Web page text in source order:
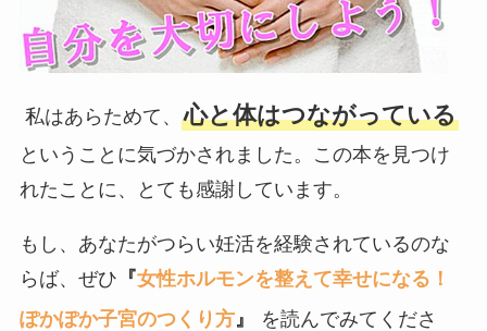
私はあらためて、 心と体はつながっている
ということに気づかされました。この本を見つけ
れたことに、とても感謝しています。
もし、あなたがつらい妊活を経験されているのな
らば、ぜひ 『女性ホルモンを整えて幸せになる！
ぽかぽか子宮のつくり方』
を読んでみてくださ